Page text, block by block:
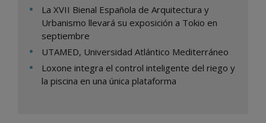
La XVII Bienal Española de Arquitectura y
Urbanismo llevará su exposición a Tokio en
septiembre
UTAMED, Universidad Atlántico Mediterráneo
Loxone integra el control inteligente del riego y
la piscina en una única plataforma